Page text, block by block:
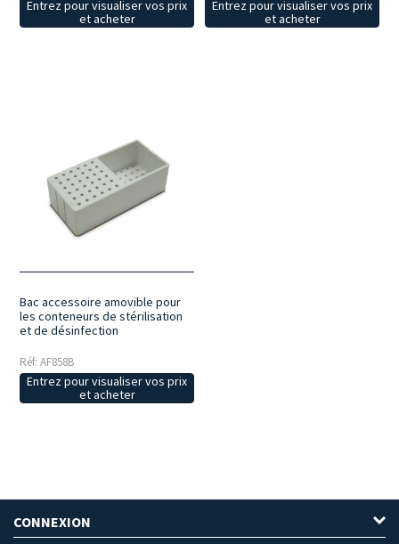
Entrez pour visualiser vos prix
et acheter
Entrez pour visualiser vos prix
et acheter
Bac accessoire amovible pour
les conteneurs de stérilisation
et de désinfection
Réf: AF858B
Entrez pour visualiser vos prix
et acheter
CONNEXION